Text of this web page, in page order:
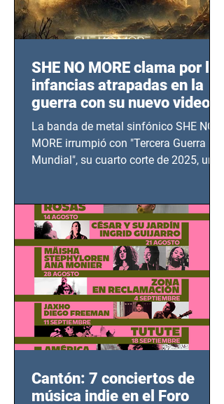
SHE NO MORE clama por las
infancias atrapadas en la
guerra con su nuevo video
TERCERA GUERRA
MUNDIAL
La banda de metal sinfónico SHE NO
MORE irrumpió con "Tercera Guerra
Mundial", su cuarto corte de 2025, un
bélicos.
Cantón: 7 conciertos de
música indie en el Foro